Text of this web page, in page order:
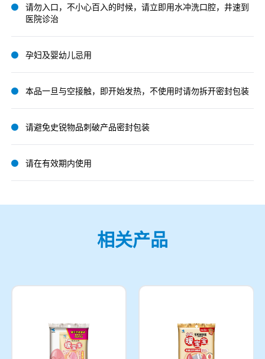
请勿入口，不小心百入的时候，请立即用水冲洗口腔，井速到
医院诊治
孕妇及婴幼儿忌用
本品一旦与空接触，即开始发热，不使用时请勿拆开密封包装
请避免史锐物品刺破产品密封包装
请在有效期内使用
相关产品